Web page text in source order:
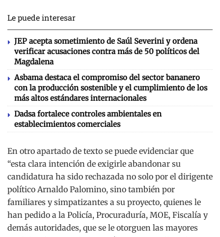
Le puede interesar
JEP acepta sometimiento de Saúl Severini y ordena
verificar acusaciones contra más de 50 políticos del
Magdalena
Asbama destaca el compromiso del sector bananero
con la producción sostenible y el cumplimiento de los
más altos estándares internacionales
Dadsa fortalece controles ambientales en
establecimientos comerciales
En otro apartado de texto se puede evidenciar que
“esta clara intención de exigirle abandonar su
candidatura ha sido rechazada no solo por el dirigente
político Arnaldo Palomino, sino también por
familiares y simpatizantes a su proyecto, quienes le
han pedido a la Policía, Procuraduría, MOE, Fiscalía y
demás autoridades, que se le otorguen las mayores